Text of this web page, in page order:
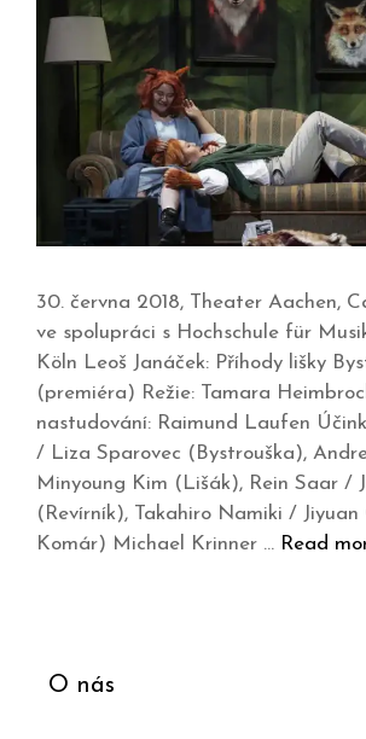
30. června 2018, Theater Aachen,
ve spolupráci s Hochschule für
Köln Leoš Janáček: Příhody lišky
(premiéra) Režie: Tamara
nastudování: Raimund Laufen
/ Liza Sparovec (Bystrouška),
Minyoung Kim (Lišák), Rein Saar /
(Revírník), Takahiro Namiki /
Komár) Michael Krinner … Read
O nás